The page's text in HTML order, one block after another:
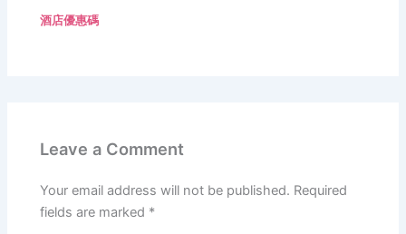
酒店優惠碼
Leave a Comment
Your email address will not be published. Required
fields are marked *